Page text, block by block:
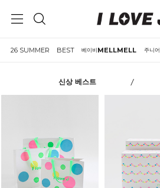
26 SUMMER BEST 베이비MELLMELL 주니어
신상 베스트 /